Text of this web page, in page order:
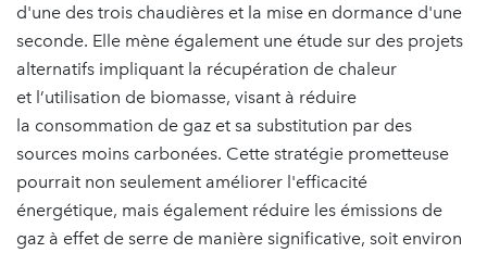
d'une des trois chaudières et la mise en dormance d'une
seconde. Elle mène également une étude sur des projets
alternatifs impliquant la récupération de chaleur
et l’utilisation de biomasse, visant à réduire
la consommation de gaz et sa substitution par des
sources moins carbonées. Cette stratégie prometteuse
pourrait non seulement améliorer l'efficacité
énergétique, mais également réduire les émissions de
gaz à effet de serre de manière significative, soit environ